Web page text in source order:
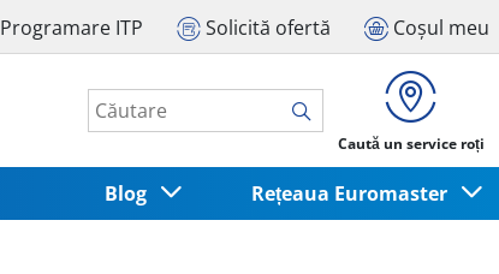
Programare ITP Solicită ofertă Coșul meu
Caută un service roți
Blog Rețeaua Euromaster